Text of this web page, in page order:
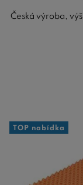
Česká výroba,
TOP nabídka